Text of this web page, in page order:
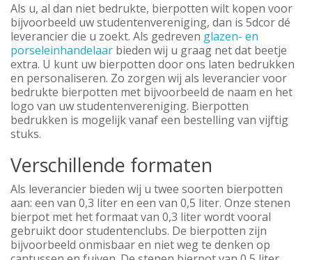
Als u, al dan niet bedrukte, bierpotten wilt kopen voor
bijvoorbeeld uw studentenvereniging, dan is 5dcor dé
leverancier die u zoekt. Als gedreven glazen- en
porseleinhandelaar bieden wij u graag net dat beetje
extra. U kunt uw bierpotten door ons laten bedrukken
en personaliseren. Zo zorgen wij als leverancier voor
bedrukte bierpotten met bijvoorbeeld de naam en het
logo van uw studentenvereniging. Bierpotten
bedrukken is mogelijk vanaf een bestelling van vijftig
stuks.
Verschillende formaten
Als leverancier bieden wij u twee soorten bierpotten
aan: een van 0,3 liter en een van 0,5 liter. Onze stenen
bierpot met het formaat van 0,3 liter wordt vooral
gebruikt door studentenclubs. De bierpotten zijn
bijvoorbeeld onmisbaar en niet weg te denken op